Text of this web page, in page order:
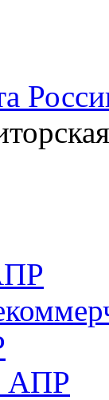
АПР